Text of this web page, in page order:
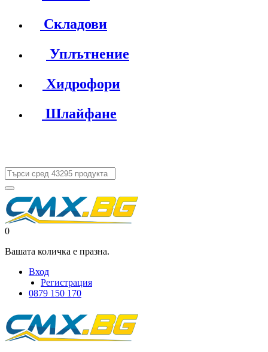
Складови
Уплътнение
Хидрофори
Шлайфане
0
Вашата количка е празна.
Вход
Регистрация
0879 150 170